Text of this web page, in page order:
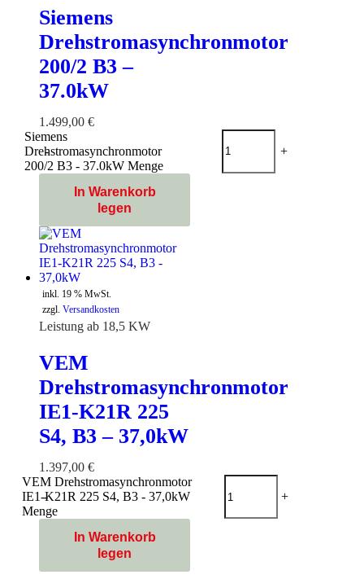
Siemens
Drehstromasynchronmotor
200/2 B3 –
37.0kW
1.499,00 €
-
Siemens
Drehstromasynchronmotor
200/2 B3 - 37.0kW Menge
+
In Warenkorb
legen
inkl. 19 % MwSt.
zzgl. Versandkosten
Leistung ab 18,5 KW
VEM
Drehstromasynchronmotor
IE1-K21R 225
S4, B3 – 37,0kW
1.397,00 €
-
VEM Drehstromasynchronmotor
IE1-K21R 225 S4, B3 - 37,0kW
Menge
+
In Warenkorb
legen